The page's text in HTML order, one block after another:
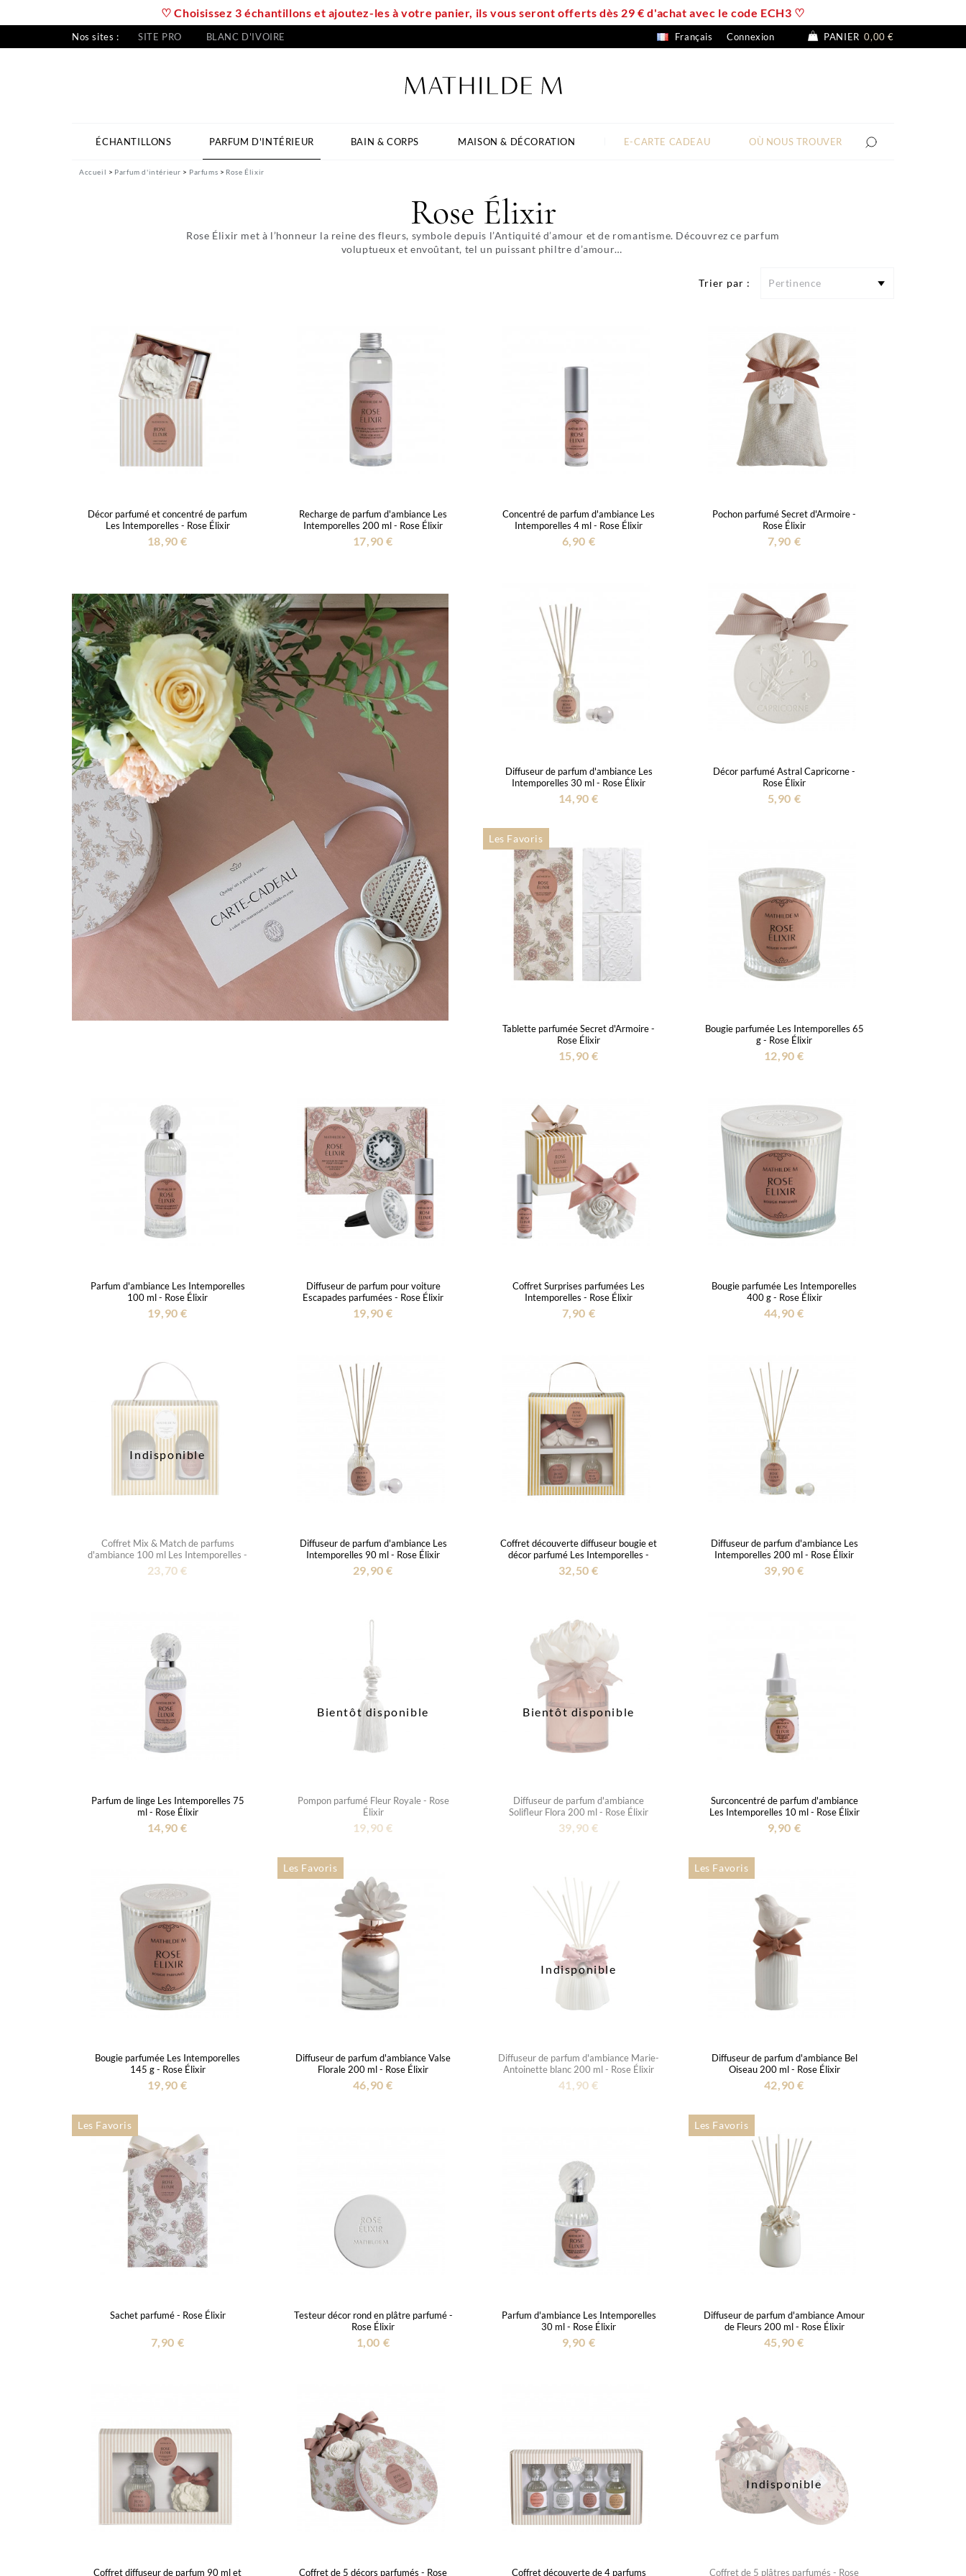
♡ Choisissez 3 échantillons et ajoutez-les à votre panier, ils vous seront offerts dès 29 € d'achat avec le code ECH3 ♡
Nos sites : SITE PRO BLANC D'IVOIRE Français Connexion PANIER 0,00 €
ÉCHANTILLONS PARFUM D'INTÉRIEUR BAIN & CORPS MAISON & DÉCORATION E-CARTE CADEAU OÙ NOUS TROUVER
Accueil Parfum d'intérieur Parfums Rose Élixir
Rose Élixir
Rose Élixir met à l’honneur la reine des fleurs, symbole depuis l’Antiquité d’amour et de romantisme. Découvrez ce parfum
voluptueux et envoûtant, tel un puissant philtre d’amour…
Trier par : Pertinence
Décor parfumé et concentré de parfum
Les Intemporelles - Rose Élixir
18,90 €
Recharge de parfum d'ambiance Les
Intemporelles 200 ml - Rose Élixir
17,90 €
Concentré de parfum d'ambiance Les
Intemporelles 4 ml - Rose Élixir
6,90 €
Pochon parfumé Secret d'Armoire -
Rose Élixir
7,90 €
Diffuseur de parfum d'ambiance Les
Intemporelles 30 ml - Rose Élixir
14,90 €
Décor parfumé Astral Capricorne -
Rose Élixir
5,90 €
Les Favoris
Tablette parfumée Secret d'Armoire -
Rose Élixir
15,90 €
Bougie parfumée Les Intemporelles 65
g - Rose Élixir
12,90 €
Parfum d'ambiance Les Intemporelles
100 ml - Rose Élixir
19,90 €
Diffuseur de parfum pour voiture
Escapades parfumées - Rose Élixir
19,90 €
Coffret Surprises parfumées Les
Intemporelles - Rose Élixir
7,90 €
Bougie parfumée Les Intemporelles
400 g - Rose Élixir
44,90 €
Indisponible
Coffret Mix & Match de parfums
d'ambiance 100 ml Les Intemporelles -
Rose Élixir et Fleur de Coton
23,70 €
Diffuseur de parfum d'ambiance Les
Intemporelles 90 ml - Rose Élixir
29,90 €
Coffret découverte diffuseur bougie et
décor parfumé Les Intemporelles -
Rose Élixir
32,50 €
Diffuseur de parfum d'ambiance Les
Intemporelles 200 ml - Rose Élixir
39,90 €
Parfum de linge Les Intemporelles 75
ml - Rose Élixir
14,90 €
Bientôt disponible
Pompon parfumé Fleur Royale - Rose
Élixir
19,90 €
Bientôt disponible
Diffuseur de parfum d'ambiance
Solifleur Flora 200 ml - Rose Élixir
39,90 €
Surconcentré de parfum d'ambiance
Les Intemporelles 10 ml - Rose Élixir
9,90 €
Bougie parfumée Les Intemporelles
145 g - Rose Élixir
19,90 €
Les Favoris
Diffuseur de parfum d'ambiance Valse
Florale 200 ml - Rose Élixir
46,90 €
Indisponible
Diffuseur de parfum d'ambiance Marie-
Antoinette blanc 200 ml - Rose Élixir
41,90 €
Les Favoris
Diffuseur de parfum d'ambiance Bel
Oiseau 200 ml - Rose Élixir
42,90 €
Les Favoris
Sachet parfumé - Rose Élixir
7,90 €
Testeur décor rond en plâtre parfumé -
Rose Élixir
1,00 €
Parfum d'ambiance Les Intemporelles
30 ml - Rose Élixir
9,90 €
Les Favoris
Diffuseur de parfum d'ambiance Amour
de Fleurs 200 ml - Rose Élixir
45,90 €
Coffret diffuseur de parfum 90 ml et Coffret de 5 décors parfumés - Rose Coffret découverte de 4 parfums
Indisponible
Coffret de 5 plâtres parfumés - Rose